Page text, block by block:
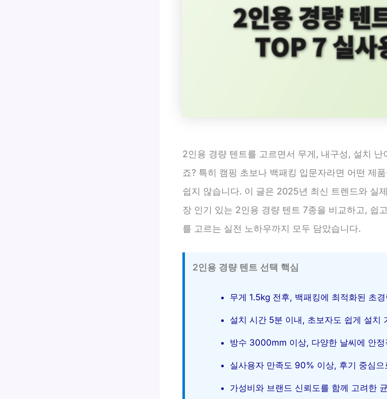
2인용 경량 텐트를 고르면서 무게, 내구성, 설치 난
죠? 특히 캠핑 초보나 백패킹 입문자라면 어떤 제
쉽지 않습니다. 이 글은 2025년 최신 트렌드와 실
장 인기 있는 2인용 경량 텐트 7종을 비교하고, 쉽
를 고르는 실전 노하우까지 모두 담았습니다.
2인용 경량 텐트 선택 핵심
무게 1.5kg 전후, 백패킹에 최적화된 초
설치 시간 5분 이내, 초보자도 쉽게 설치
방수 3000mm 이상, 다양한 날씨에 안정
실사용자 만족도 90% 이상, 후기 중심으
가성비와 브랜드 신뢰도를 함께 고려한